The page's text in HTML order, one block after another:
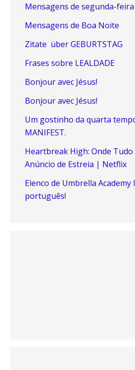
Mensagens de segunda-feira
Mensagens de Boa Noite
Zitate über GEBURTSTAG
Frases sobre LEALDADE
Bonjour avec Jésus!
Bonjour avec Jésus!
Um gostinho da quarta
MANIFEST.
Heartbreak High: Onde Tudo
Anúncio de Estreia | Netflix
Elenco de Umbrella
português!